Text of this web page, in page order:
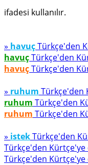
ifadesi kullanılır.
» havuçTürkçe'den
havuçTürkçe'den
havuçTürkçe'den
» ruhum Türkçe'den
ruhum Türkçe'den
ruhum Türkçe'den
» istekTürkçe'den
Türkçe'den Kürtçe'ye
Türkçe'den Kürtçe'ye